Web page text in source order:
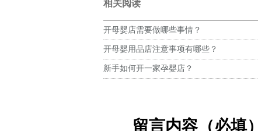
相关阅读
开母婴店需要做哪些事情？
开母婴用品店注意事项有哪些？
新手如何开一家孕婴店？
留言内容（必填）